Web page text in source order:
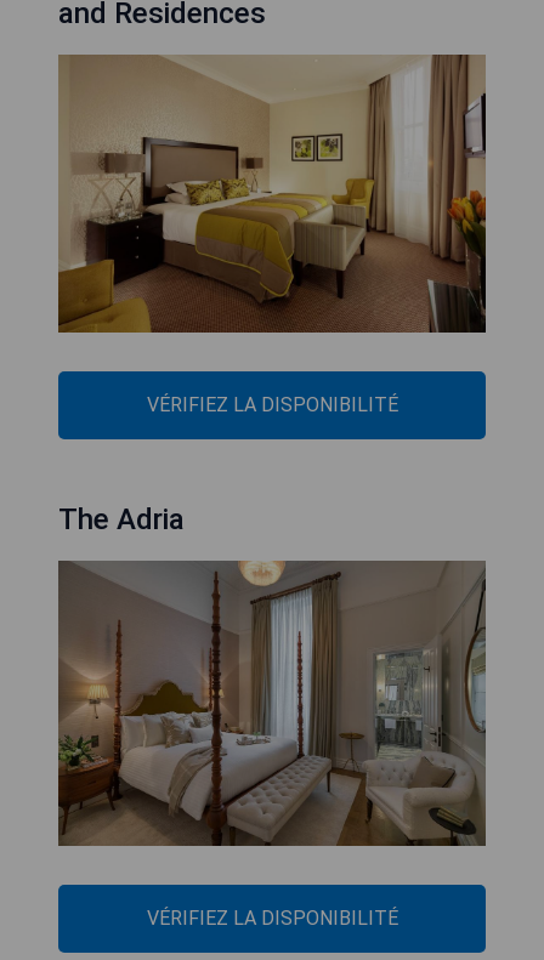
and Residences
VÉRIFIEZ LA DISPONIBILITÉ
The Adria
VÉRIFIEZ LA DISPONIBILITÉ